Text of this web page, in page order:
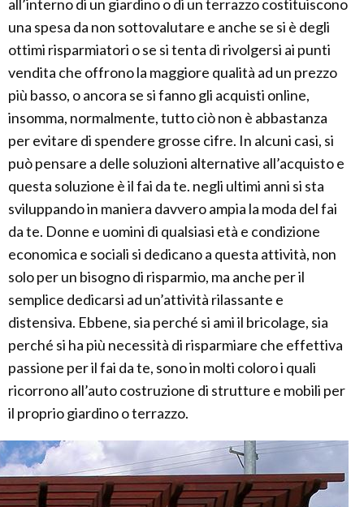
all’interno di un giardino o di un terrazzo costituiscono
una spesa da non sottovalutare e anche se si è degli
ottimi risparmiatori o se si tenta di rivolgersi ai punti
vendita che offrono la maggiore qualità ad un prezzo
più basso, o ancora se si fanno gli acquisti online,
insomma, normalmente, tutto ciò non è abbastanza
per evitare di spendere grosse cifre. In alcuni casi, si
può pensare a delle soluzioni alternative all’acquisto e
questa soluzione è il fai da te. negli ultimi anni si sta
sviluppando in maniera davvero ampia la moda del fai
da te. Donne e uomini di qualsiasi età e condizione
economica e sociali si dedicano a questa attività, non
solo per un bisogno di risparmio, ma anche per il
semplice dedicarsi ad un’attività rilassante e
distensiva. Ebbene, sia perché si ami il bricolage, sia
perché si ha più necessità di risparmiare che effettiva
passione per il fai da te, sono in molti coloro i quali
ricorrono all’auto costruzione di strutture e mobili per
il proprio giardino o terrazzo.